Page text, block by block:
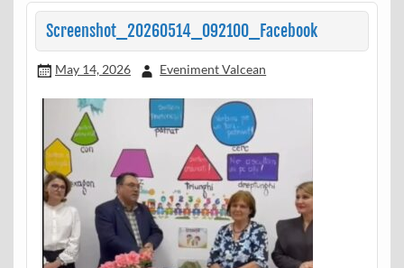
Screenshot_20260514_092100_Facebook
May 14, 2026 Eveniment Valcean